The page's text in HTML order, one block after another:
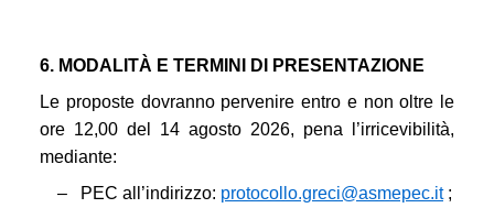
6. MODALITÀ E TERMINI DI PRESENTAZIONE
Le proposte dovranno pervenire entro e non oltre le
ore 12,00 del 14 agosto 2026, pena l’irricevibilità,
mediante:
–
PEC all’indirizzo: protocollo.greci@asmepec.it;